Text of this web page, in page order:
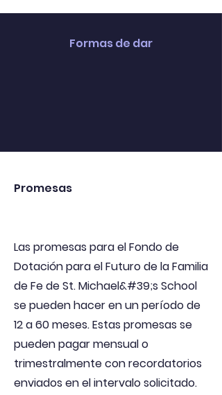
Formas de dar
Promesas
Las promesas para el Fondo de
Dotación para el Futuro de la Familia
de Fe de St. Michael&#39;s School
se pueden hacer en un período de
12 a 60 meses. Estas promesas se
pueden pagar mensual o
trimestralmente con recordatorios
enviados en el intervalo solicitado.